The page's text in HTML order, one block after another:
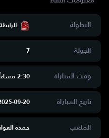
البطولة
الجولة 7
وقت المباراة 2:30 مساءاََ
تاريخ المباراة 09-20
الملعب حمدة